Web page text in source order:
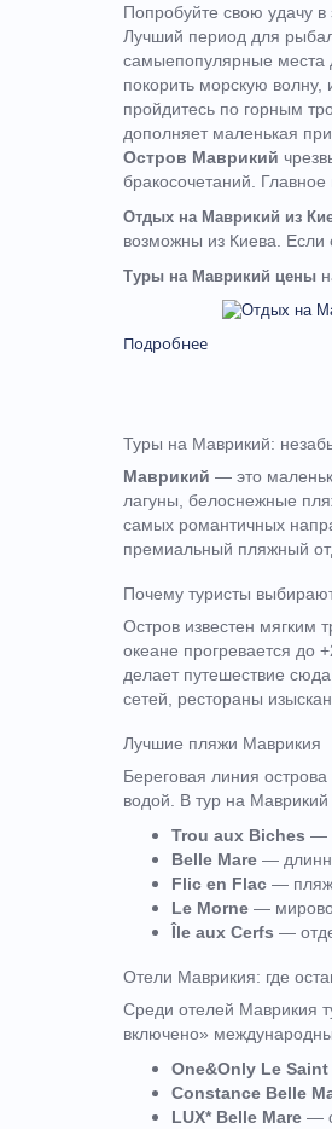
Попробуйте свою удачу
Лучший период для
самыепопулярные места
покорить морскую
пройдитесь по горным
дополняет маленькая
Остров Маврикий
бракосочетаний.
Отдых на Маврикий из
возможны из Киева. Если
Туры на Маврикий цены
Подробнее
Туры на Маврикий:
Маврикий — это
лагуны, белоснежные
самых романтичных
премиальный пляжный
Почему туристы
Остров известен мягким
океане прогревается до
делает путешествие
сетей, рестораны
Лучшие пляжи Маврикия
Береговая линия
водой. В тур на Маврикий
Trou aux Biches —
Belle Mare —
Flic en Flac — пляж
Le Morne —
Île aux Cerfs —
Отели Маврикия: где
Среди отелей Маврикия
включено»
One&Only Le Saint
Constance Belle
LUX* Belle Mare —